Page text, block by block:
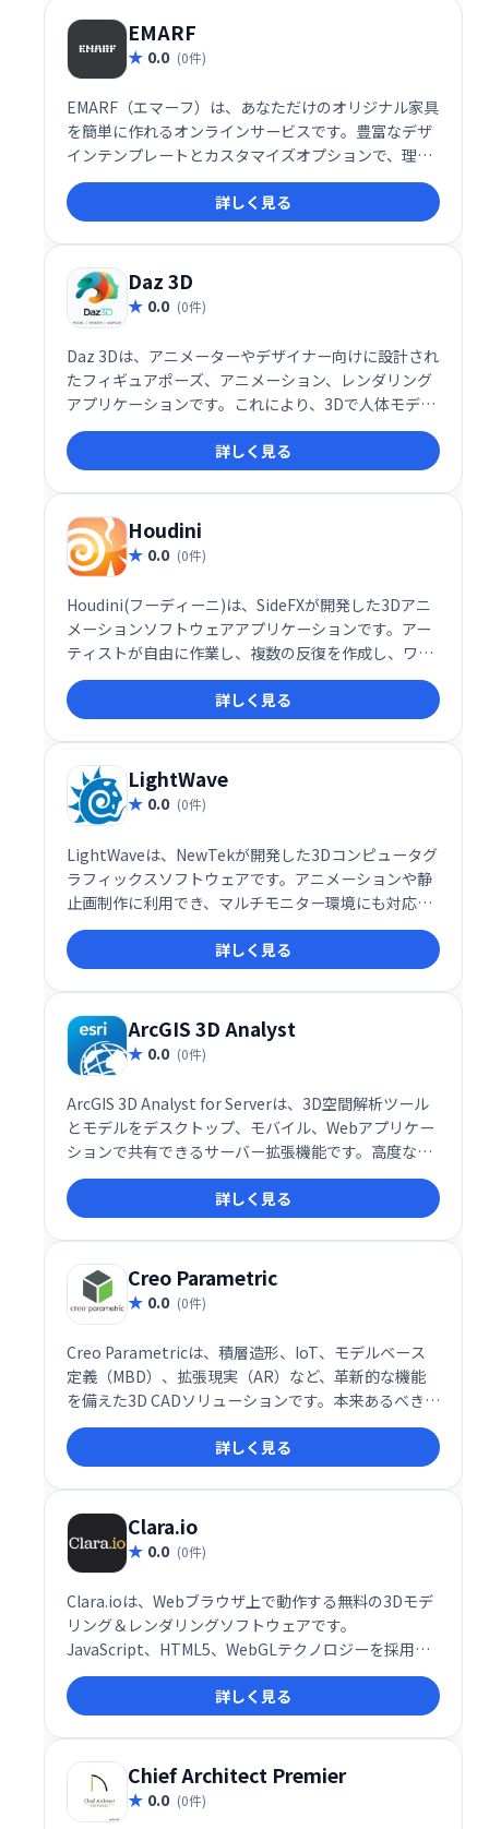
EMARF
0.0 (0件)
EMARF（エマーフ）は、あなただけのオリジナル家具
を簡単に作れるオンラインサービスです。豊富なデザ
インテンプレートとカスタマイズオプションで、理想
の家具を自由に設計できます。専門スタッフによるサ
ポートも万全なので、初心者の方でも安心してご利用
いただけます。世界に一つだけの、あなただけの家具
をEMARFで実現しましょう。
詳しく見る
Daz 3D
0.0 (0件)
Daz 3Dは、アニメーターやデザイナー向けに設計され
たフィギュアポーズ、アニメーション、レンダリング
アプリケーションです。これにより、3Dで人体モデル
を作成できます。このツールの最新バージョンでは、
画像に光とテクスチャを追加できます。
詳しく見る
Houdini
0.0 (0件)
Houdini(フーディーニ)は、SideFXが開発した3Dアニ
メーションソフトウェアアプリケーションです。アー
ティストが自由に作業し、複数の反復を作成し、ワー
クフローを同僚と共有するのに役立ちます。クイック
カーブを作成するグルーミングツールを提供します。
詳しく見る
LightWave
0.0 (0件)
LightWaveは、NewTekが開発した3Dコンピュータグ
ラフィックスソフトウェアです。アニメーションや静
止画制作に利用でき、マルチモニター環境にも対応し
た独立したスケーリングオプションを提供します。高
品質な3Dコンテンツ制作を支援する、プロフェッショ
ナル向けのツールです。
詳しく見る
ArcGIS 3D Analyst
0.0 (0件)
ArcGIS 3D Analyst for Serverは、3D空間解析ツール
とモデルをデスクトップ、モバイル、Webアプリケー
ションで共有できるサーバー拡張機能です。高度な3
次元解析機能を様々なプラットフォームで活用し、よ
り精緻な空間情報分析を実現します。地理空間データ
の可視化や分析を効率化し、業務の高度化を支援しま
す。
詳しく見る
Creo Parametric
0.0 (0件)
Creo Parametricは、積層造形、IoT、モデルベース
定義（MBD）、拡張現実（AR）など、革新的な機能
を備えた3D CADソリューションです。本来あるべき方
法で設計されており、設計プロセスを効率化し、高度
な機能を活用した製品開発を支援します。
詳しく見る
Clara.io
0.0 (0件)
Clara.ioは、Webブラウザ上で動作する無料の3Dモデ
リング＆レンダリングソフトウェアです。
JavaScript、HTML5、WebGLテクノロジーを採用
し、インストール不要ですぐに利用可能。リアルタイ
ム共同作業や自動保存機能、STL、FBXなど複数ファ
イル形式のサポート、キーフレームアニメーション、
カメラ・ライト機能など、高度な機能を備えながら、
直感的な操作性を実現しています。3Dモデル作成から
レンダリングまで、スムーズなワークフローを提供し
ます。
詳しく見る
Chief Architect Premier
0.0 (0件)